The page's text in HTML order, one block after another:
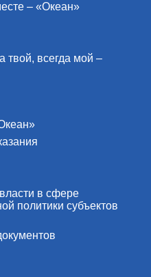
– «Океан»
твой, всегда мой –
в сфере
политики субъектов